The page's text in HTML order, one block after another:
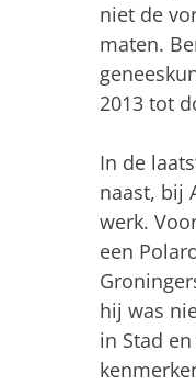
niet de
maten.
2013 tot
In de
naast, bij
werk.
een
hij was
in Stad